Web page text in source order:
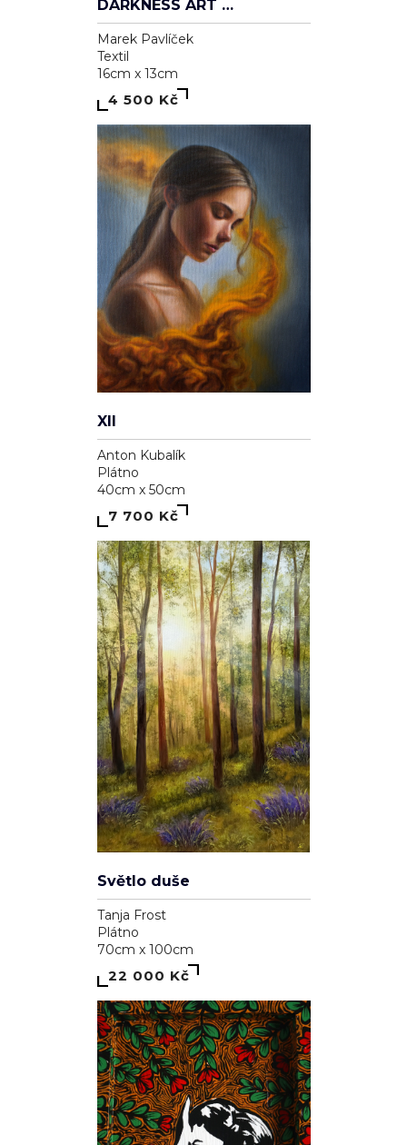
Textil
16cm x 13cm
4 500 Kč
XII
Plátno
40cm x 50cm
7 700 Kč
Světlo duše
Plátno
70cm x 100cm
22 000 Kč